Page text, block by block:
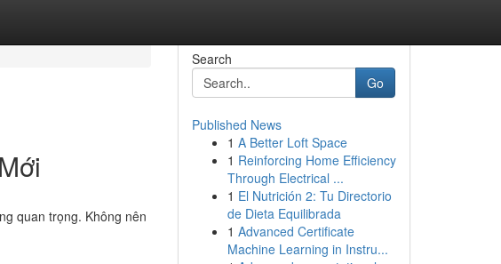
quan trọng. Không nên
Search
Go
Published News
1 A Better Loft Space
1 Reinforcing Home Efficiency
Through Electrical ...
1 El Nutrición 2: Tu Directorio
de Dieta Equilibrada
1 Advanced Certificate
Machine Learning in Instru...